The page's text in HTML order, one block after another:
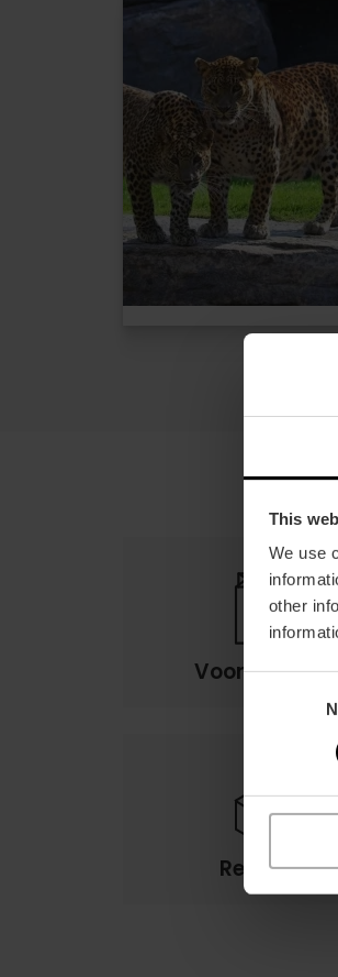
This
We use
other
Voorwaarden
Retouren